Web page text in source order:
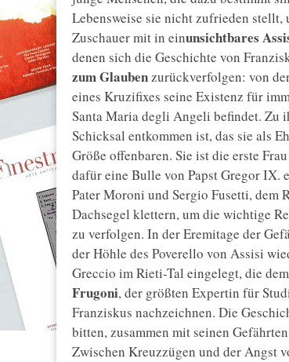
Lebensweise sie nicht zufrieden
Zuschauer mit in einunsichtbares
denen sich die Geschichte von
zum Glaubenzurückverfolgen: von
eines Kruzifixes seine Existenz für
Santa Maria degli Angeli befindet. Zu
Schicksal entkommen ist, das sie als
Größe offenbaren. Sie ist die erste
dafür eine Bulle von Papst Gregor IX.
Pater Moroni und Sergio Fusetti, dem
Dachsegel klettern, um die wichtige
zu verfolgen. In der Eremitage der
der Höhle des Poverello von Assisi
Greccio im Rieti-Tal eingelegt, die
Frugoni, der größten Expertin für
Franziskus nachzeichnen. Die
bitten, zusammen mit seinen
Zwischen Kreuzzügen und der Angst